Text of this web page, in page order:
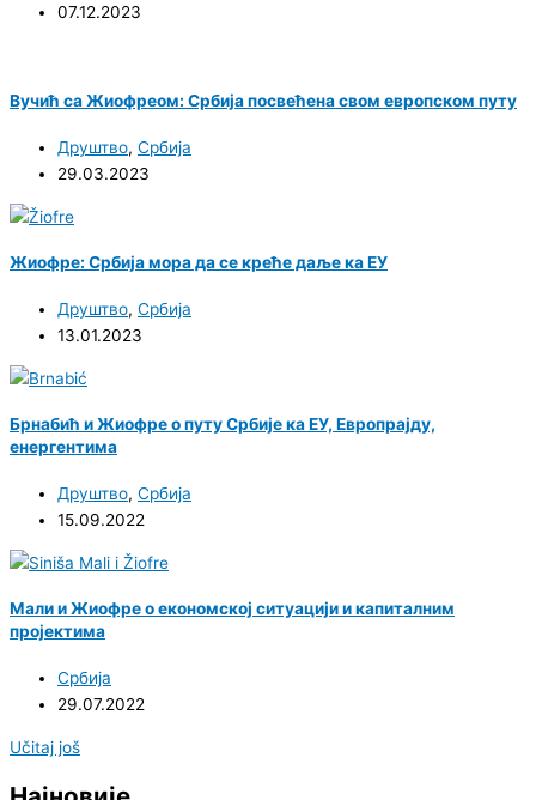
07.12.2023
Вучић са Жиофреом: Србија посвећена свом европском путу
Друштво, Србија
29.03.2023
Жиофре: Србија мора да се креће даље ка ЕУ
Друштво, Србија
13.01.2023
Брнабић и Жиофре о путу Србије ка ЕУ, Европрајду,
енергентима
Друштво, Србија
15.09.2022
Мали и Жиофре о економској ситуацији и капиталним
пројектима
Србија
29.07.2022
Učitaj još